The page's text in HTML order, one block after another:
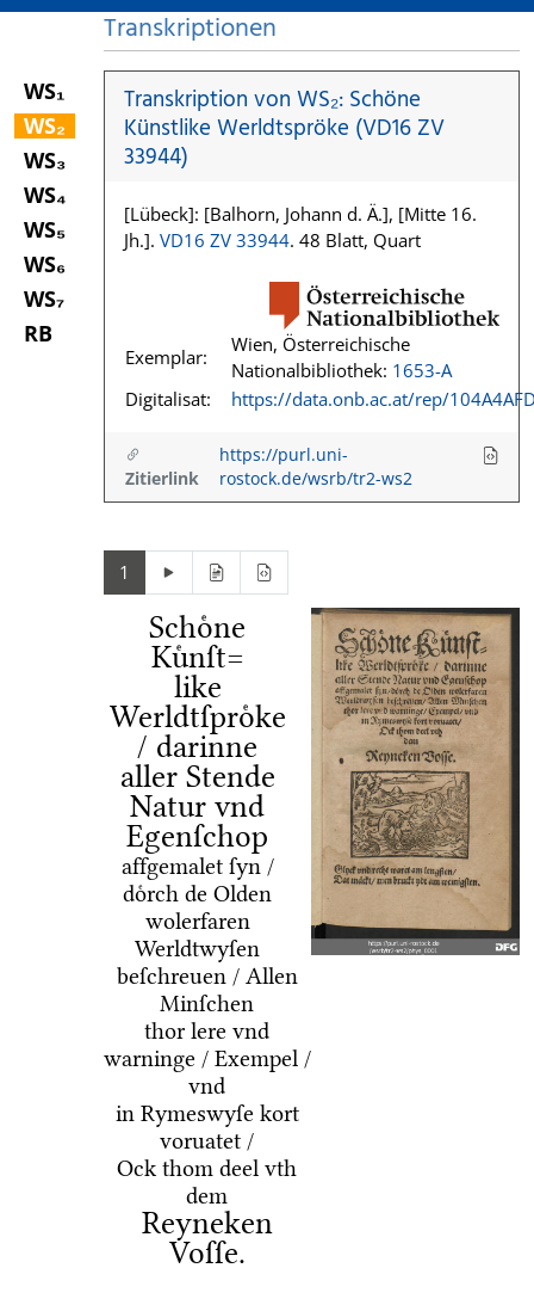
WS₁
WS₂
WS₃
WS₄
WS₅
WS₆
WS₇
RB
Transkriptionen
Transkription von WS₂: Schöne
Künstlike Werldtspröke (VD16 ZV
33944)
[Lübeck]: [Balhorn, Johann d. Ä.], [Mitte 16.
Jh.]. VD16 ZV 33944. 48 Blatt, Quart
Exemplar:
Wien, Österreichische
Nationalbibliothek: 1653-A
Digitalisat:
https://data.onb.ac.at/rep/
Zitierlink
https://purl.uni-
rostock.de/wsrb/tr2-ws2
1
Schoͤne
Kuͤnſt=
like
Werldtſproͤke
/ darinne
aller Stende
Natur vnd
Egenſchop
affgemalet ſyn /
doͤrch de Olden
wolerfaren
Werldtwyſen
beſchreuen / Allen
Minſchen
thor lere vnd
warninge / Exempel /
vnd
in Rymeswyſe kort
voruatet /
Ock thom deel vth
dem
Reyneken
Voſſe.